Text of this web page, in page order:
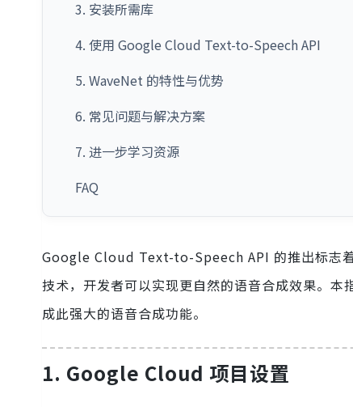
3. 安装所需库
4. 使用 Google Cloud Text-to-Speech API
5. WaveNet 的特性与优势
6. 常见问题与解决方案
7. 进一步学习资源
FAQ
Google Cloud Text-to-Speech API 的推出标志
技术，开发者可以实现更自然的语音合成效果。
成此强大的语音合成功能。
1. Google Cloud 项目设置